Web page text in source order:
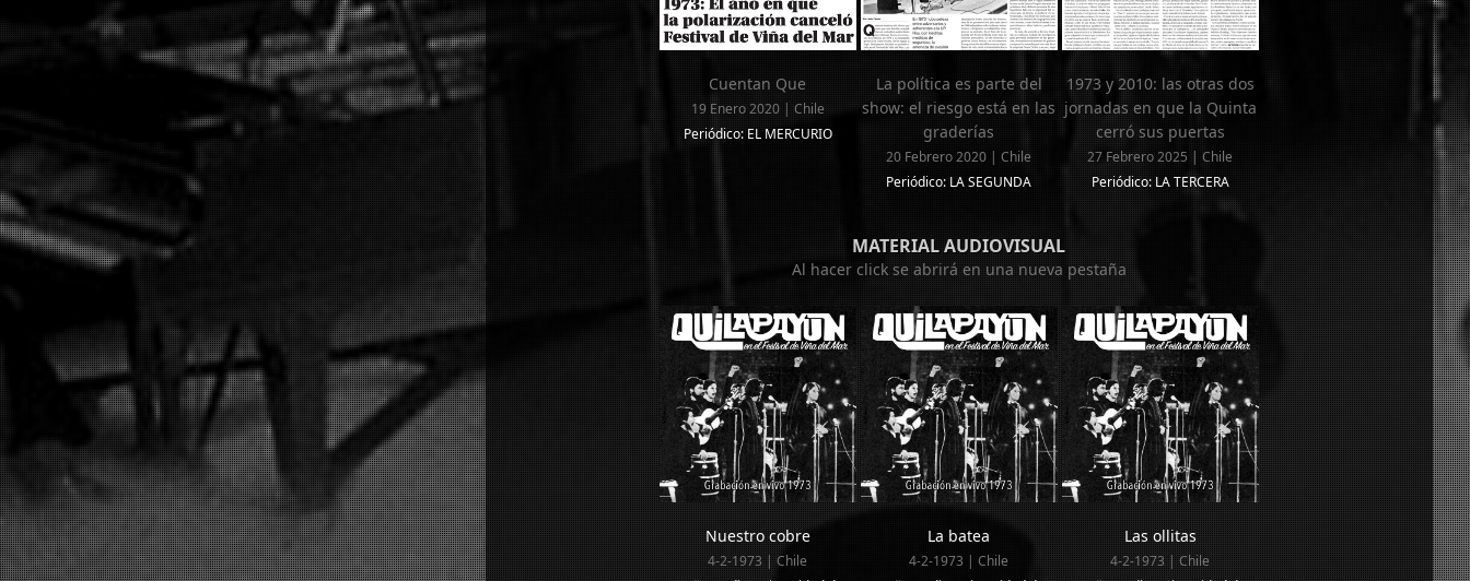
Cuentan Que
19 Enero 2020 | Chile
Periódico: EL MERCURIO
La política es parte del
show: el riesgo está en las
graderías
20 Febrero 2020 | Chile
Periódico: LA SEGUNDA
1973 y 2010: las otras dos
jornadas en que la Quinta
cerró sus puertas
27 Febrero 2025 | Chile
Periódico: LA TERCERA
MATERIAL AUDIOVISUAL
Al hacer click se abrirá en una nueva pestaña
Nuestro cobre
4-2-1973 | Chile
La batea
4-2-1973 | Chile
Las ollitas
4-2-1973 | Chile